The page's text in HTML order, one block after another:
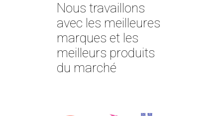
Nous travaillons
avec les meilleures
marques et les
meilleurs produits
du marché